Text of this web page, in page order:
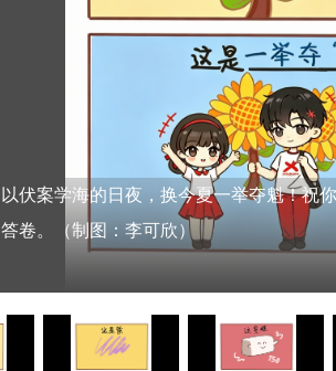
以伏案学海的日夜，换今夏一举夺魁！祝
答卷。（制图：李可欣）
放平心态，万事“紫”“腚”能行，升学圆梦
厚积薄发待今朝，“糕”“烤”加油！愿你金
可欣）
逢考“虾”蒙全对！做题顺手不纠结，高分
心怀热忱，超“肠”发挥，祝你交出不负韶
图：李可欣）
数载磨剑，今朝胜"蒜"在握，高考稳操胜券
玲珑柿子如灯，照你万“柿”OK，科科皆如
提笔从容赴考，落笔一举高“粽”，笔尖所
（制图：李可欣）
怀揣满心期许奔赴考场，愿你步步顺遂，
（制图：李可欣）